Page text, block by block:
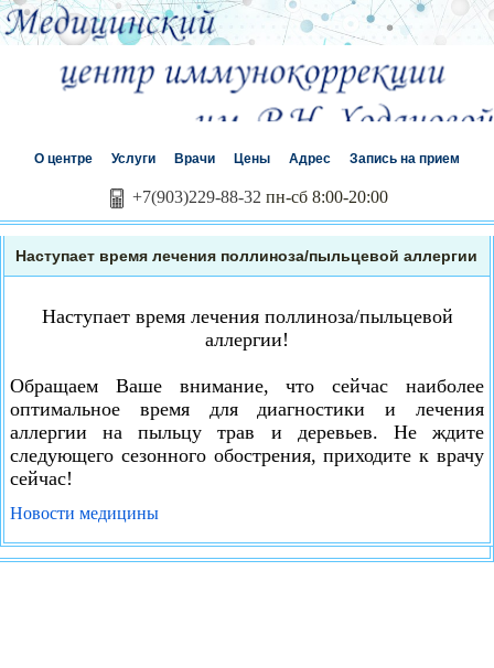
О центре Услуги Врачи Цены Адрес Запись на прием
+7(903)229-88-32 пн-сб 8:00-20:00
Наступает время лечения поллиноза/пыльцевой аллергии
Наступает время лечения поллиноза/пыльцевой
аллергии!
Обращаем Ваше внимание, что сейчас наиболее
оптимальное время для диагностики и лечения
аллергии на пыльцу трав и деревьев. Не ждите
следующего сезонного обострения, приходите к врачу
сейчас!
Новости медицины